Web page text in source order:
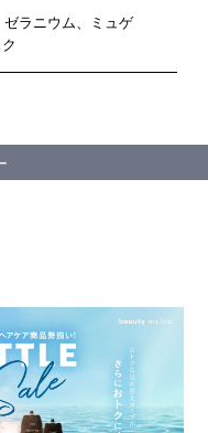
ラニウム、ミュゲ